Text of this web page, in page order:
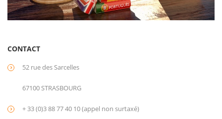
CONTACT
52 rue des Sarcelles
67100 STRASBOURG
+ 33 (0)3 88 77 40 10 (appel non surtaxé)